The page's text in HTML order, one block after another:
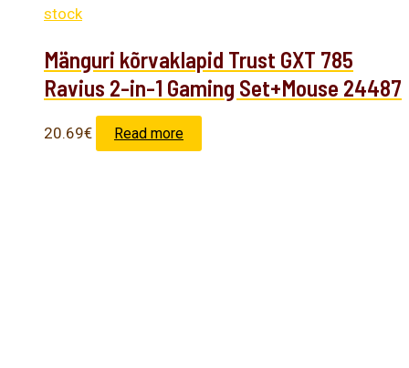
stock
Mänguri kõrvaklapid Trust GXT 785
Ravius 2-in-1 Gaming Set+Mouse 24487
20.69€ Read more